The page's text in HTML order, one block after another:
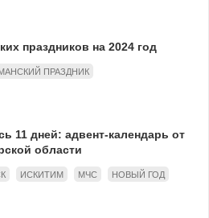
праздников на 2024 год
ПРАЗДНИК
11 дней: адвент-календарь от
области
ИСКИТИМ МЧС
НОВЫЙ ГОД